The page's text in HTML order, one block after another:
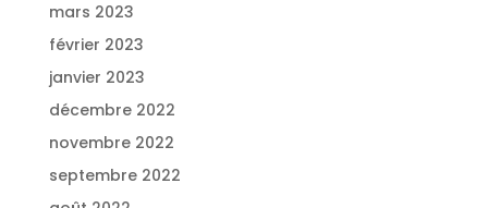
mars 2023
février 2023
janvier 2023
décembre 2022
novembre 2022
septembre 2022